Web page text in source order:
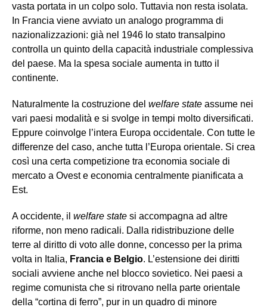
vasta portata in un colpo solo. Tuttavia non resta isolata.
In Francia viene avviato un analogo programma di
nazionalizzazioni: già nel 1946 lo stato transalpino
controlla un quinto della capacità industriale complessiva
del paese. Ma la spesa sociale aumenta in tutto il
continente.
Naturalmente la costruzione del welfare state assume nei
vari paesi modalità e si svolge in tempi molto diversificati.
Eppure coinvolge l’intera Europa occidentale. Con tutte le
differenze del caso, anche tutta l’Europa orientale. Si crea
così una certa competizione tra economia sociale di
mercato a Ovest e economia centralmente pianificata a
Est.
A occidente, il welfare state si accompagna ad altre
riforme, non meno radicali. Dalla ridistribuzione delle
terre al diritto di voto alle donne, concesso per la prima
volta in Italia, Francia e Belgio. L’estensione dei diritti
sociali avviene anche nel blocco sovietico. Nei paesi a
regime comunista che si ritrovano nella parte orientale
della “cortina di ferro”, pur in un quadro di minore